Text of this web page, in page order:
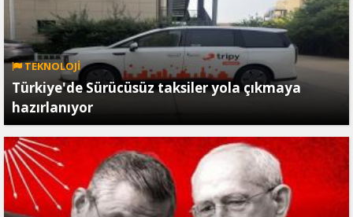
TEKNOLOJİ
Türkiye'de Sürücüsüz taksiler yola çıkmaya
hazırlanıyor